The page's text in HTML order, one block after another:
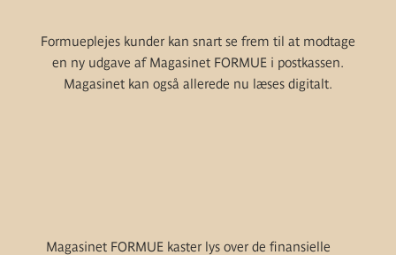
Formueplejes kunder kan snart se frem til at modtage
en ny udgave af Magasinet FORMUE i postkassen.
Magasinet kan også allerede nu læses digitalt.
Magasinet FORMUE kaster lys over de finansielle